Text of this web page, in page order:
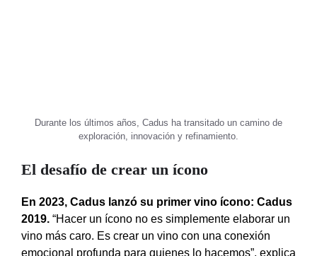
Durante los últimos años, Cadus ha transitado un camino de
exploración, innovación y refinamiento.
El desafío de crear un ícono
En 2023, Cadus lanzó su primer vino ícono: Cadus
2019. “Hacer un ícono no es simplemente elaborar un
vino más caro. Es crear un vino con una conexión
emocional profunda para quienes lo hacemos”, explica